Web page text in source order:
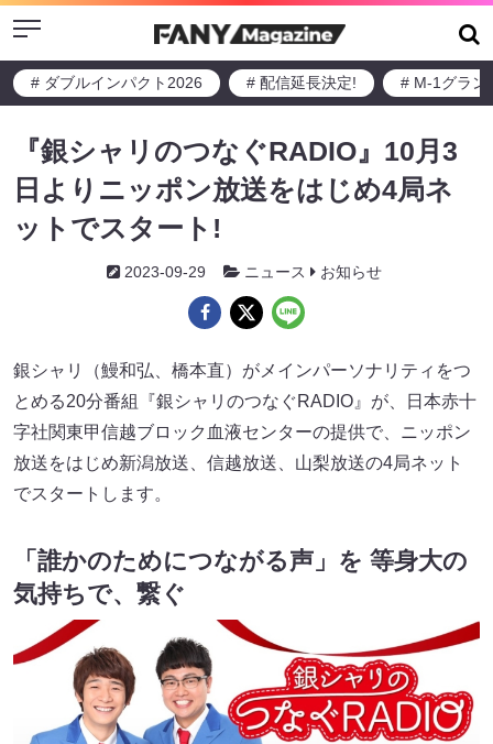
Menu
# ダブルインパクト2026 # 配信延長決定! # M-1グラン
『銀シャリのつなぐRADIO』10月3
日よりニッポン放送をはじめ4局ネ
ットでスタート!
2023-09-29 ニュース お知らせ
銀シャリ（鰻和弘、橋本直）がメインパーソナリティをつ
とめる20分番組『銀シャリのつなぐRADIO』が、日本赤十
字社関東甲信越ブロック血液センターの提供で、ニッポン
放送をはじめ新潟放送、信越放送、山梨放送の4局ネット
でスタートします。
「誰かのためにつながる声」を 等身大の
気持ちで、繋ぐ